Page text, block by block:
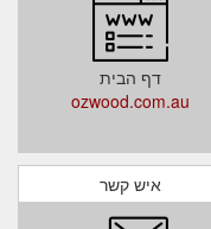
דף הבית
ozwood.com.au
איש קשר